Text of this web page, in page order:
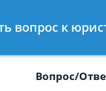
Вопрос/
вопрос к